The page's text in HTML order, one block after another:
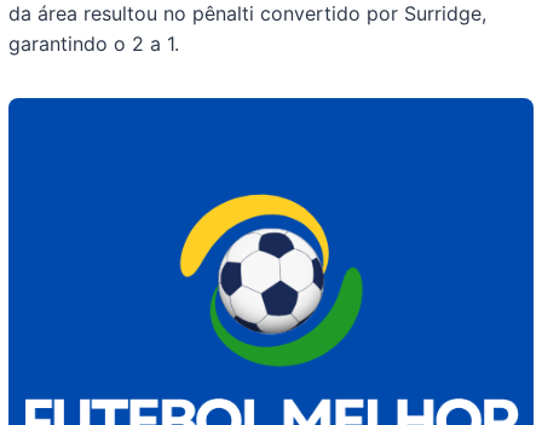
da área resultou no pênalti convertido por Surridge,
garantindo o 2 a 1.